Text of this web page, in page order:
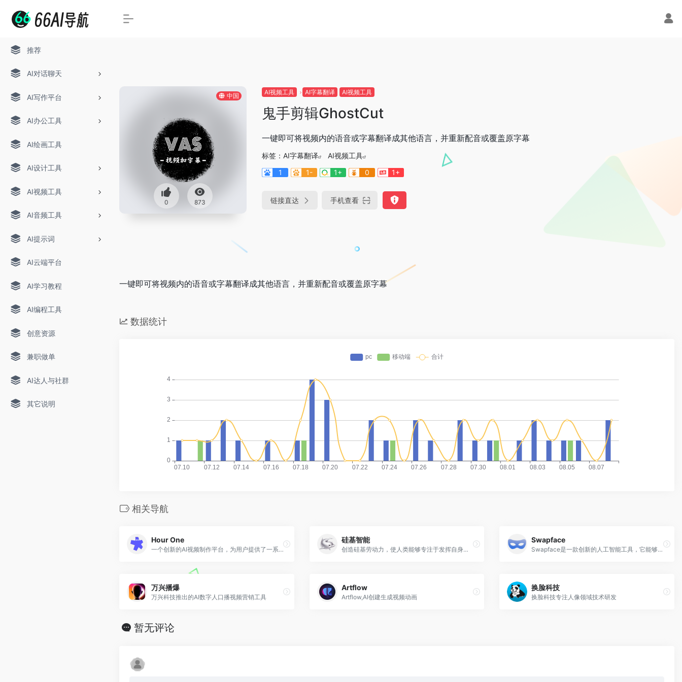
推荐
AI对话聊天
AI写作平台
AI办公工具
AI绘画工具
AI设计工具
AI视频工具
AI音频工具
AI提示词
AI云端平台
AI学习教程
AI编程工具
创意资源
兼职做单
AI达人与社群
其它说明
中国
0 873
AI视频工具 AI字幕翻译 AI视频工具
鬼手剪辑GhostCut
一键即可将视频内的语音或字幕翻译成其他语言，并重新配音或覆盖原字幕
标签： AI字幕翻译
AI视频工具
1
1- 1+ 0 1+
链接直达 手机查看
一键即可将视频内的语音或字幕翻译成其他语言，并重新配音或覆盖原字幕
数据统计
相关导航
Hour One
一个创新的AI视频制作平台，为用户提供了一系列高效的视频创作工具。
硅基智能
创造硅基劳动力，使人类能够专注于发挥自身的价值。
Swapface
Swapface是一款创新的人工智能工具，它能够实时创建逼真的人脸交换效果。无论是在流媒体、视频通话还是娱乐应用程序中，都能发挥出色的表现。该工具操作简单，保护用户隐私，性价比高，而且省时省力。
万兴播爆
万兴科技推出的AI数字人口播视频营销工具
Artflow
Artflow,AI创建生成视频动画
换脸科技
换脸科技专注人像领域技术研发
暂无评论